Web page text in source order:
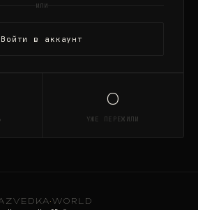
или
Войти в аккаунт
0
УЖЕ ПЕРЕЖИЛИ
·WORLD